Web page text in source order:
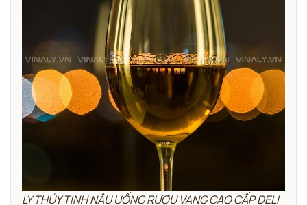
LY THỦY TINH NÂU UỐNG RƯỢU VANG CAO CẤP DELI